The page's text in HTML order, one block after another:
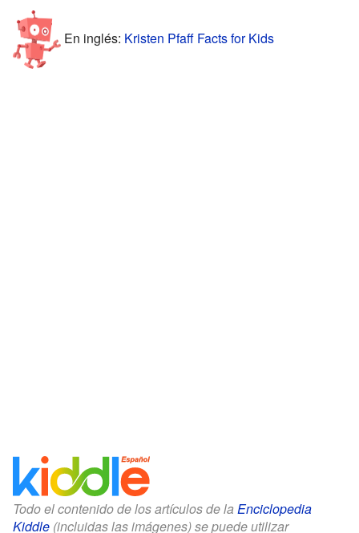
En inglés: Kristen Pfaff Facts for Kids
Todo el contenido de los artículos de la Enciclopedia
Kiddle (incluidas las imágenes) se puede utilizar